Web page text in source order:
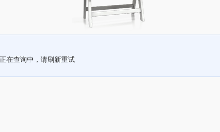
正在查询中，请刷新重试